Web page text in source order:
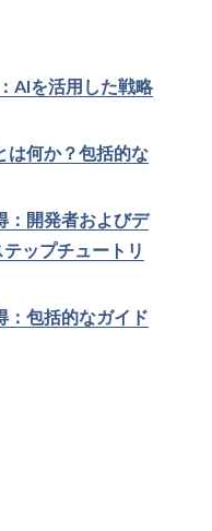
AIを活用した戦略
は何か？包括的な
：開発者およびデ
ップチュートリ
：包括的なガイド